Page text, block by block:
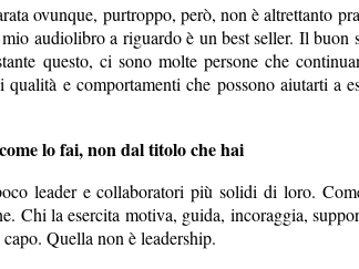
ovunque, purtroppo, però, non è altrettanto
audiolibro a riguardo è un best seller. Il buon
questo, ci sono molte persone che
e comportamenti che possono aiutarti a
lo fai, non dal titolo che hai
leader e collaboratori più solidi di loro.
Chi la esercita motiva, guida, incoraggia,
Quella non è leadership.